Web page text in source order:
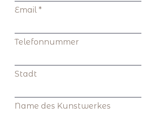
Email
Telefonnummer
Stadt
Name des Kunstwerkes